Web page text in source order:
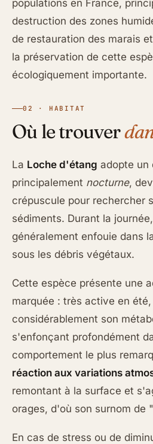
populations en France,
destruction des zones
de restauration des marais
la préservation de cette
écologiquement importante.
02 · HABITAT
Où le trouver
La Loche d'étang adopte un
principalement nocturne,
crépuscule pour rechercher
sédiments. Durant la
généralement enfouie dans
sous les débris végétaux.
Cette espèce présente une
marquée : très active en
considérablement son
s'enfonçant profondément
comportement le plus
réaction aux variations
remontant à la surface et
orages, d'où son surnom de
En cas de stress ou de